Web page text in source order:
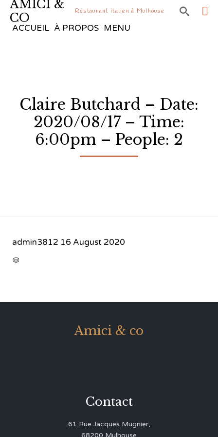
AMICI &
CO
Restaurant italien à Mulhouse 
ACCUEIL À PROPOS MENU
Claire Butchard – Date:
2020/08/17 – Time:
6:00pm – People: 2
admin3812 16 August 2020

Amici & co
Contact
61 Rue Jacques Mugnier,